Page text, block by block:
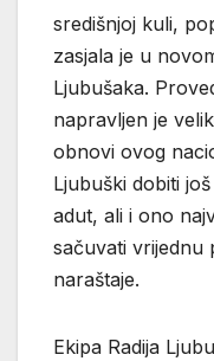
središnjoj kuli,
zasjala je u
Ljubušaka.
napravljen je
obnovi ovog
Ljubuški dobiti
adut, ali i ono
sačuvati vrijednu
naraštaje.
Ekipa Radija